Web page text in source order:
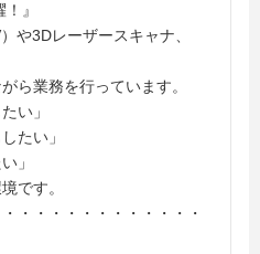
』
や3Dレーザースキャナ、
ら業務を行っています。
い」
たい」
」
です。
・・・・・・・・・・・・